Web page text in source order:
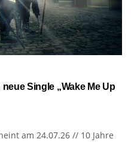
Single „Wake Me Up
am 24.07.26 // 10 Jahre